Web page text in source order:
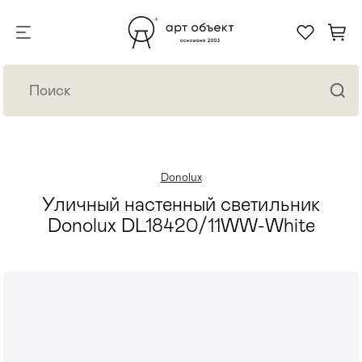
Donolux
Уличный настенный светильник
Donolux DL18420/11WW-White